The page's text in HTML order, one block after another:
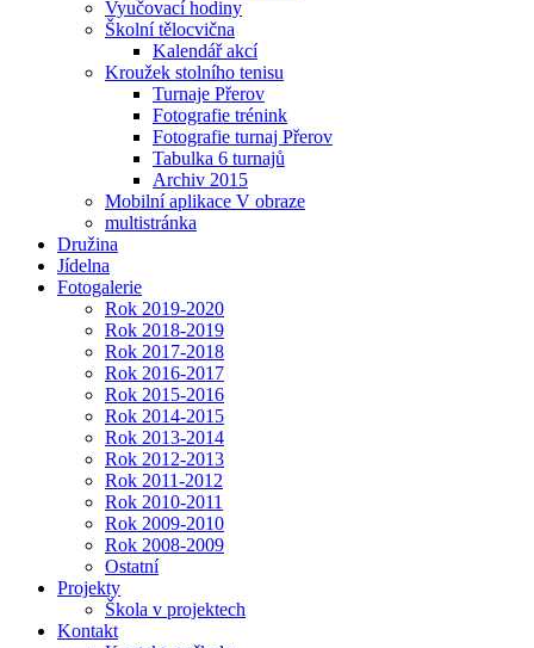
Vyučovací hodiny
Školní tělocvična
Kalendář akcí
Kroužek stolního tenisu
Turnaje Přerov
Fotografie trénink
Fotografie turnaj Přerov
Tabulka 6 turnajů
Archiv 2015
Mobilní aplikace V obraze
multistránka
Družina
Jídelna
Fotogalerie
Rok 2019-2020
Rok 2018-2019
Rok 2017-2018
Rok 2016-2017
Rok 2015-2016
Rok 2014-2015
Rok 2013-2014
Rok 2012-2013
Rok 2011-2012
Rok 2010-2011
Rok 2009-2010
Rok 2008-2009
Ostatní
Projekty
Škola v projektech
Kontakt